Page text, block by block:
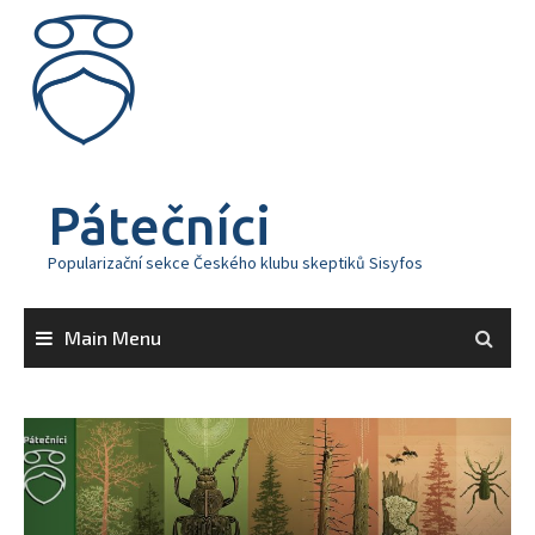
content
Pátečníci
Popularizační sekce Českého klubu skeptiků Sisyfos
Main Menu